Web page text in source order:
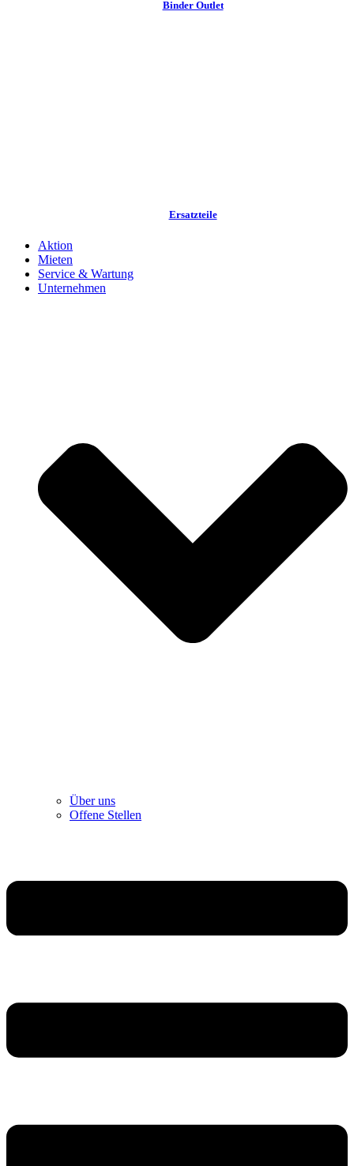
Binder Outlet
Ersatzteile
Aktion
Mieten
Service & Wartung
Unternehmen
Über uns
Offene Stellen